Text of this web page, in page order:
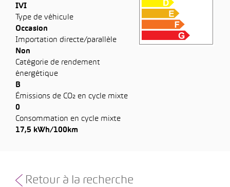
IVI
Type de véhicule
Occasion
Importation directe/parallèle
Non
Catégorie de rendement
énergétique
B
Émissions de CO₂ en cycle mixte
0
Consommation en cycle mixte
17,5 kWh/100km
Retour à la recherche